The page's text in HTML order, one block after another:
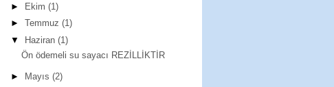
► Ekim (1)
► Temmuz (1)
▼
Haziran (1)
Ön ödemeli su sayacı REZİLLİKTİR
► Mayıs (2)